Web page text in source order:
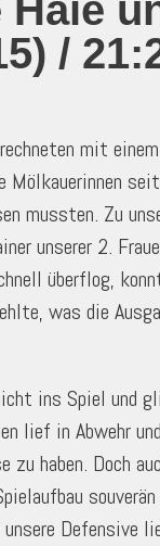
/
mit
mussten. Zu
unserer 2.
überflog,
was die
ins Spiel und
lief in Abwehr
haben. Doch
unsere Defensive